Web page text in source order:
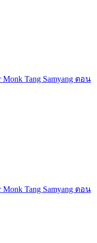
Monk Tang Samyang ตอน
Monk Tang Samyang ตอน